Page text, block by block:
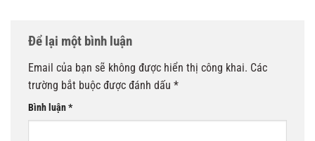
Để lại một bình luận
Email của bạn sẽ không được hiển thị công khai. Các
trường bắt buộc được đánh dấu *
Bình luận*